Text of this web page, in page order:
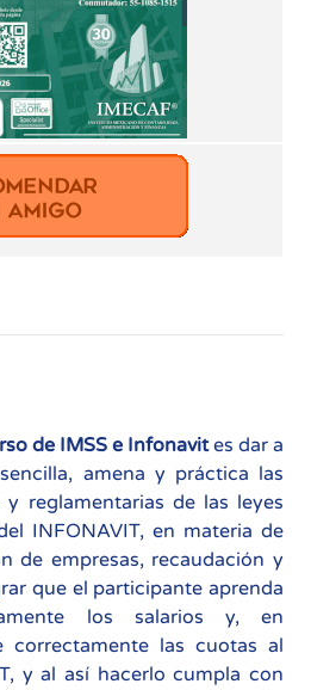
de IMSS e Infonavites dar a
amena y práctica las
y reglamentarias de las leyes
INFONAVIT, en materia de
de empresas, recaudación y
que el participante aprenda
los salarios y, en
correctamente las cuotas al
y al así hacerlo cumpla con